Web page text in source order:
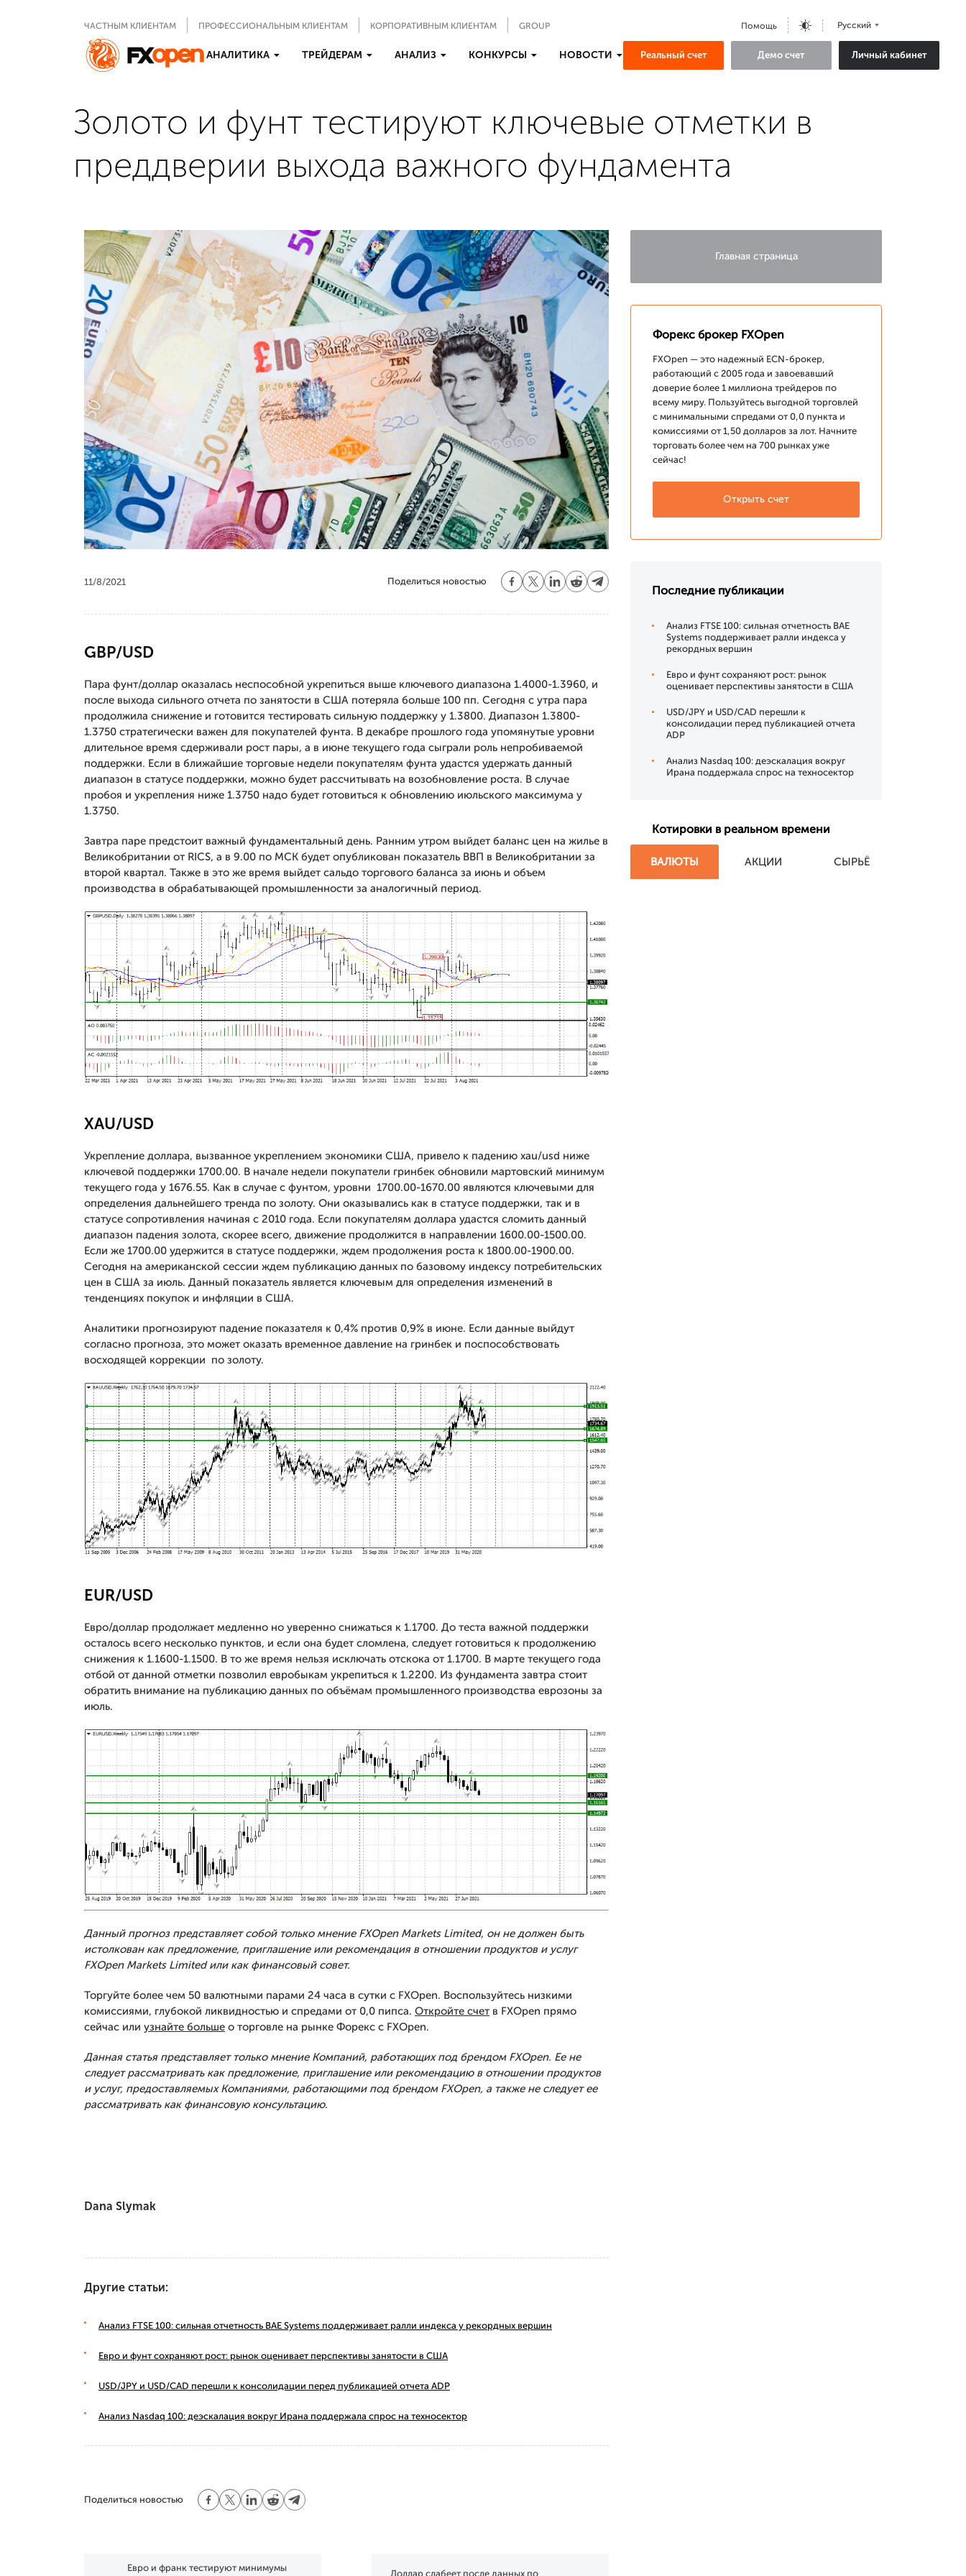
ЧАСТНЫМ КЛИЕНТАМ ПРОФЕССИОНАЛЬНЫМ КЛИЕНТАМ КОРПОРАТИВНЫМ КЛИЕНТАМ GROUP Помощь Русский
АНАЛИТИКА ТРЕЙДЕРАМ АНАЛИЗ КОНКУРСЫ НОВОСТИ Реальный счет Демо счет Личный кабинет
Золото и фунт тестируют ключевые отметки в
преддверии выхода важного фундамента
11/8/2021 Поделиться новостью
GBP/USD
Пара фунт/доллар оказалась неспособной укрепиться выше ключевого диапазона 1.4000-1.3960, и
после выхода сильного отчета по занятости в США потеряла больше 100 пп. Сегодня с утра пара
продолжила снижение и готовится тестировать сильную поддержку у 1.3800. Диапазон 1.3800-
1.3750 стратегически важен для покупателей фунта. В декабре прошлого года упомянутые уровни
длительное время сдерживали рост пары, а в июне текущего года сыграли роль непробиваемой
поддержки. Если в ближайшие торговые недели покупателям фунта удастся удержать данный
диапазон в статусе поддержки, можно будет рассчитывать на возобновление роста. В случае
пробоя и укрепления ниже 1.3750 надо будет готовиться к обновлению июльского максимума у
1.3750.
Завтра паре предстоит важный фундаментальный день. Ранним утром выйдет баланс цен на жилье в
Великобритании от RICS, а в 9.00 по МСК будет опубликован показатель ВВП в Великобритании за
второй квартал. Также в это же время выйдет сальдо торгового баланса за июнь и объем
производства в обрабатывающей промышленности за аналогичный период.
XAU/USD
Укрепление доллара, вызванное укреплением экономики США, привело к падению xau/usd ниже
ключевой поддержки 1700.00. В начале недели покупатели гринбек обновили мартовский минимум
текущего года у 1676.55. Как в случае с фунтом, уровни 1700.00-1670.00 являются ключевыми для
определения дальнейшего тренда по золоту. Они оказывались как в статусе поддержки, так и в
статусе сопротивления начиная с 2010 года. Если покупателям доллара удастся сломить данный
диапазон падения золота, скорее всего, движение продолжится в направлении 1600.00-1500.00.
Если же 1700.00 удержится в статусе поддержки, ждем продолжения роста к 1800.00-1900.00.
Сегодня на американской сессии ждем публикацию данных по базовому индексу потребительских
цен в США за июль. Данный показатель является ключевым для определения изменений в
тенденциях покупок и инфляции в США.
Аналитики прогнозируют падение показателя к 0,4% против 0,9% в июне. Если данные выйдут
согласно прогноза, это может оказать временное давление на гринбек и поспособствовать
восходящей коррекции по золоту.
EUR/USD
Евро/доллар продолжает медленно но уверенно снижаться к 1.1700. До теста важной поддержки
осталось всего несколько пунктов, и если она будет сломлена, следует готовиться к продолжению
снижения к 1.1600-1.1500. В то же время нельзя исключать отскока от 1.1700. В марте текущего года
отбой от данной отметки позволил евробыкам укрепиться к 1.2200. Из фундамента завтра стоит
обратить внимание на публикацию данных по объёмам промышленного производства еврозоны за
июль.
Данный прогноз представляет собой только мнение FXOpen Markets Limited, он не должен быть
истолкован как предложение, приглашение или рекомендация в отношении продуктов и услуг
FXOpen Markets Limited или как финансовый совет.
Торгуйте более чем 50 валютными парами 24 часа в сутки с FXOpen. Воспользуйтесь низкими
комиссиями, глубокой ликвидностью и спредами от 0,0 пипса. Откройте счет в FXOpen прямо
сейчас или узнайте больше о торговле на рынке Форекс с FXOpen.
Данная статья представляет только мнение Компаний, работающих под брендом FXOpen. Ее не
следует рассматривать как предложение, приглашение или рекомендацию в отношении продуктов
и услуг, предоставляемых Компаниями, работающими под брендом FXOpen, а также не следует ее
рассматривать как финансовую консультацию.
Dana Slymak
Другие статьи:
Анализ FTSE 100: сильная отчетность BAE Systems поддерживает ралли индекса у рекордных вершин
Евро и фунт сохраняют рост: рынок оценивает перспективы занятости в США
USD/JPY и USD/CAD перешли к консолидации перед публикацией отчета ADP
Анализ Nasdaq 100: деэскалация вокруг Ирана поддержала спрос на техносектор
Поделиться новостью
Евро и франк тестируют минимумы
Доллар слабеет после данных по
Главная страница
Форекс брокер FXOpen
FXOpen — это надежный ECN-брокер,
работающий с 2005 года и завоевавший
доверие более 1 миллиона трейдеров по
всему миру. Пользуйтесь выгодной торговлей
с минимальными спредами от 0,0 пункта и
комиссиями от 1,50 долларов за лот. Начните
торговать более чем на 700 рынках уже
сейчас!
Открыть счет
Последние публикации
Анализ FTSE 100: сильная отчетность BAE
Systems поддерживает ралли индекса у
рекордных вершин
Евро и фунт сохраняют рост: рынок
оценивает перспективы занятости в США
USD/JPY и USD/CAD перешли к
консолидации перед публикацией отчета
ADP
Анализ Nasdaq 100: деэскалация вокруг
Ирана поддержала спрос на техносектор
Котировки в реальном времени
ВАЛЮТЫ АКЦИИ СЫРЬЁ